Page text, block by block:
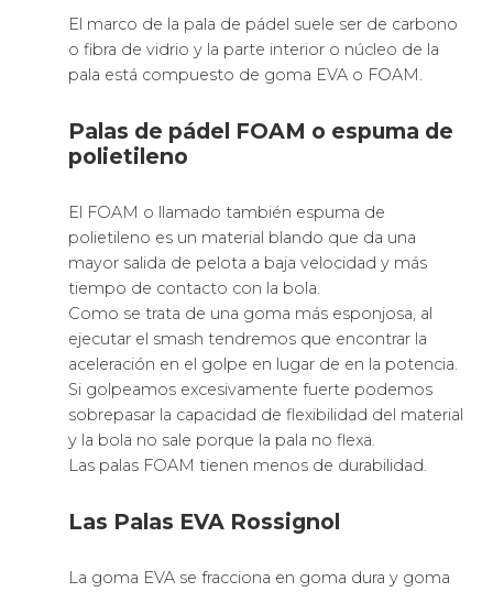
El marco de la pala de pádel suele ser de carbono
o fibra de vidrio y la parte interior o núcleo de la
pala está compuesto de goma EVA o FOAM.
Palas de pádel FOAM o espuma de
polietileno
El FOAM o llamado también espuma de
polietileno es un material blando que da una
mayor salida de pelota a baja velocidad y más
tiempo de contacto con la bola.
Como se trata de una goma más esponjosa, al
ejecutar el smash tendremos que encontrar la
aceleración en el golpe en lugar de en la potencia.
Si golpeamos excesivamente fuerte podemos
sobrepasar la capacidad de flexibilidad del material
y la bola no sale porque la pala no flexa.
Las palas FOAM tienen menos de durabilidad.
Las Palas EVA Rossignol
La goma EVA se fracciona en goma dura y goma